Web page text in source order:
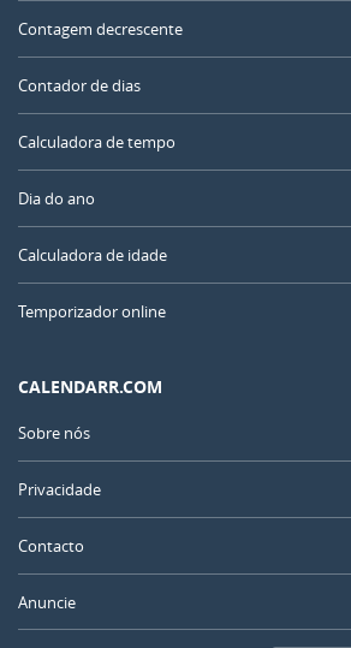
Contagem decrescente
Contador de dias
Calculadora de tempo
Dia do ano
Calculadora de idade
Temporizador online
CALENDARR.COM
Sobre nós
Privacidade
Contacto
Anuncie